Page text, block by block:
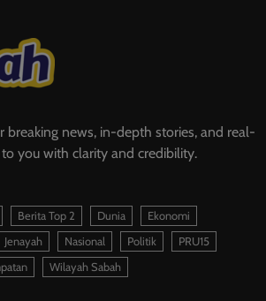
breaking news, in-depth stories, and real-
you with clarity and credibility.
Berita Top 2 Dunia
Ekonomi
Jenayah Nasional Politik
PRU15
Wilayah Sabah